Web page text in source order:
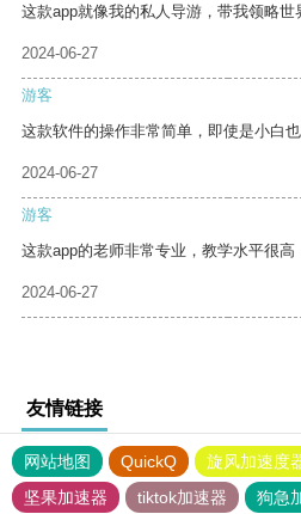
这款app就像我的私人导游，带我领略世
2024-06-27
游客
这款软件的操作非常简单，即使是小白也
2024-06-27
游客
这款app的老师非常专业，教学水平很高
2024-06-27
友情链接
网站地图 QuickQ 旋风加速度
坚果加速器
tiktok加速器
狗急